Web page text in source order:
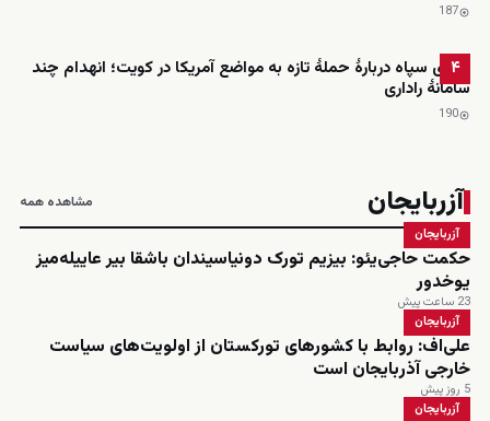
187
۴
ادعای سپاه دربارهٔ حملهٔ تازه به مواضع آمریکا در کویت؛ انهدام چند
سامانهٔ راداری
190
آزربایجان مشاهده همه
آزربایجان
حکمت حاجی‌یئو: بیزیم تورک دونیاسیندان باشقا بیر عاییله‌میز
یوخدور
23 ساعت پیش
آزربایجان
علی‌اف: روابط با کشورهای تورکستان از اولویت‌های سیاست
خارجی آذربایجان است
5 روز پیش
آزربایجان